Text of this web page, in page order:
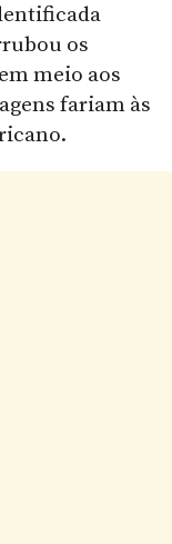
os
meio aos
fariam às